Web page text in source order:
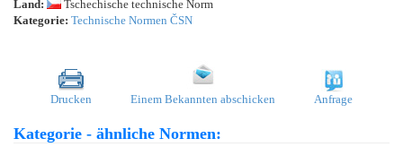
Land:
Tschechische technische Norm
Kategorie: Technische Normen ČSN
Drucken Einem Bekannten abschicken Anfrage
Kategorie - ähnliche Normen: